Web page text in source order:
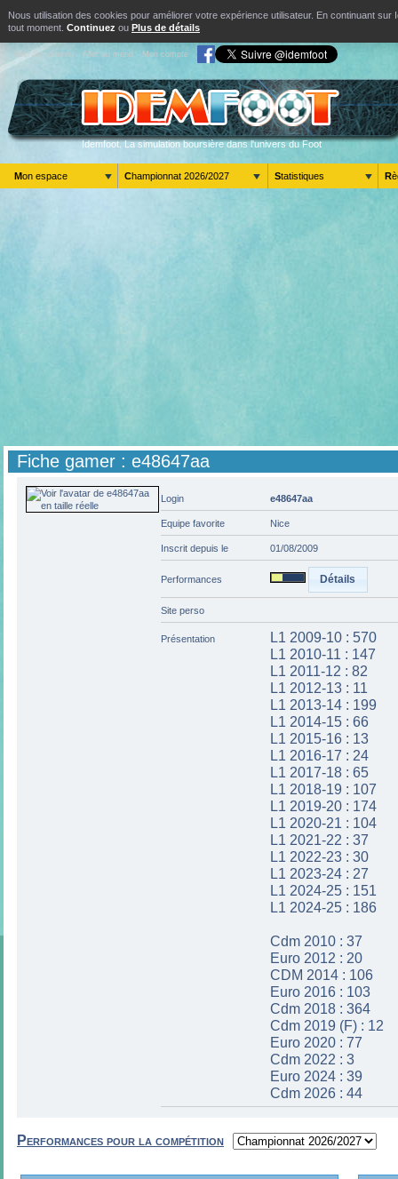
Nous utilisation des cookies pour améliorer votre expérience utilisateur. En continuant
tout moment. Continuez ou Plus de détails
Aller au contenu Aller au menu Mon compte
Idemfoot. La simulation boursière dans l'univers du Foot
Mon espace Championnat 2026/2027 Statistiques
Fiche gamer : e48647aa
Login e48647aa
Equipe favorite Nice
Inscrit depuis le 01/08/2009
Performances Détails
Site perso
Présentation
L1 2009-10 : 570
L1 2010-11 : 147
L1 2011-12 : 82
L1 2012-13 : 11
L1 2013-14 : 199
L1 2014-15 : 66
L1 2015-16 : 13
L1 2016-17 : 24
L1 2017-18 : 65
L1 2018-19 : 107
L1 2019-20 : 174
L1 2020-21 : 104
L1 2021-22 : 37
L1 2022-23 : 30
L1 2023-24 : 27
L1 2024-25 : 151
L1 2024-25 : 186
Cdm 2010 : 37
Euro 2012 : 20
CDM 2014 : 106
Euro 2016 : 103
Cdm 2018 : 364
Cdm 2019 (F) : 12
Euro 2020 : 77
Cdm 2022 : 3
Euro 2024 : 39
Cdm 2026 : 44
Performances pour la compétition